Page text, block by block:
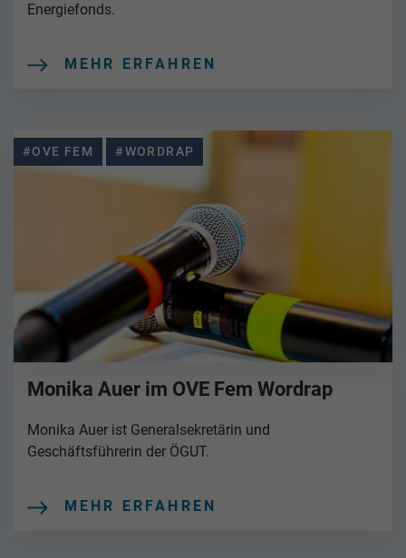
Energiefonds.
MEHR ERFAHREN
#OVE FEM #WORDRAP
Monika Auer im OVE Fem Wordrap
Monika Auer ist Generalsekretärin und
Geschäftsführerin der ÖGUT.
MEHR ERFAHREN